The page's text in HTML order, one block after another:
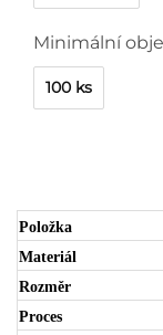
Minimální
100 ks
Položka
Materiál
Rozměr
Proces